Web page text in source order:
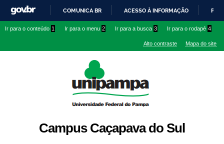
conteúdo
IR
O
COMUNICA BR ACESSO À INFORMAÇÃO
Ir para o conteúdo 1 Ir para o menu 2 Ir para a busca 3 Ir para o rodapé 4
Alto contraste Mapa do site
Campus Caçapava do Sul